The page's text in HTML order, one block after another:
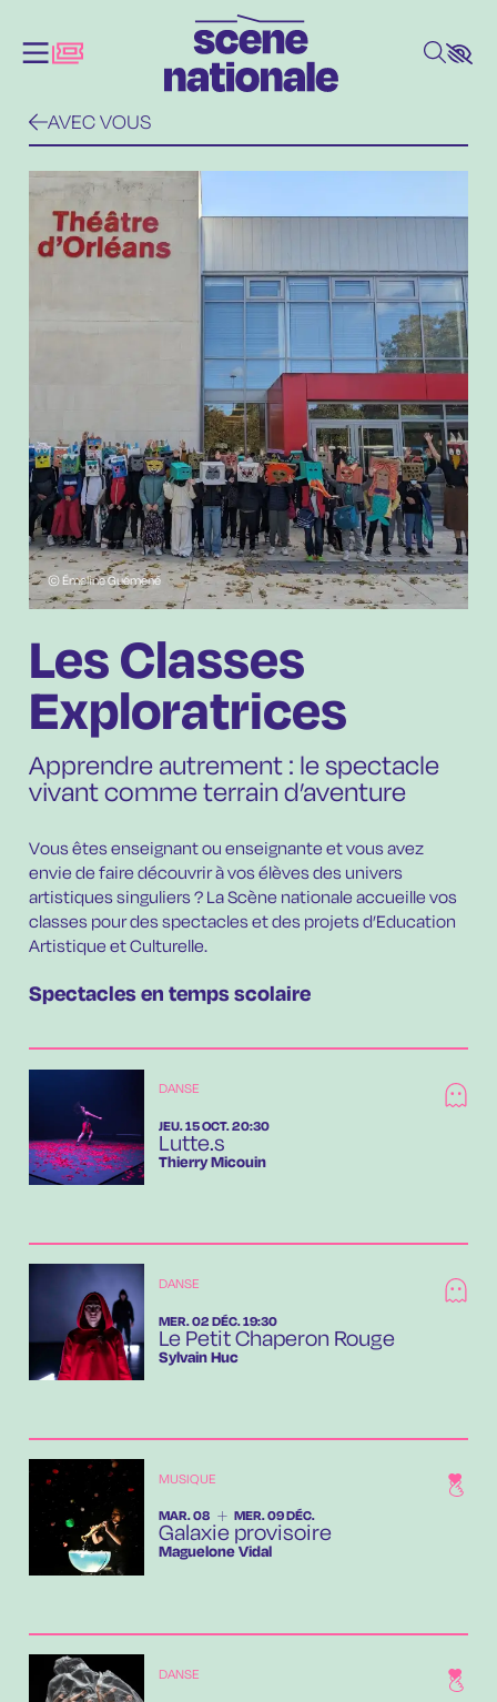
AVEC VOUS
© Émeline Guémené
Les Classes
Exploratrices
Apprendre autrement : le spectacle
vivant comme terrain d’aventure
Vous êtes enseignant ou enseignante et vous avez
envie de faire découvrir à vos élèves des univers
artistiques singuliers ? La Scène nationale accueille vos
classes pour des spectacles et des projets d’Education
Artistique et Culturelle.
Spectacles en temps scolaire
DANSE
JEUDI
JEU.15OCTOBRE
OCT.20:30
Lutte.s
Thierry Micouin
DANSE
MERCREDI
MER.02 DÉCEMBRE
DÉC.19:30
Le Petit Chaperon Rouge
Sylvain Huc
MUSIQUE
DU
MARDI
MAR.08 AU
MERCREDI
MER.09DÉCEMBRE
DÉC.
Galaxie provisoire
Maguelone Vidal
DANSE